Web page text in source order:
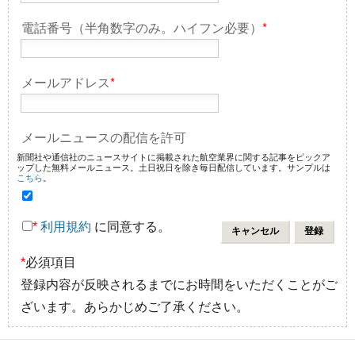
電話番号（半角数字のみ。ハイフン必要） *
メールアドレス*
メールニュースの配信を許可
新聞社や通信社のニュースサイトに掲載された航空業界に関する記事をピックア
ップした無料メールニュース。土日祝日を除き毎日配信しています。サンプルは
こちら
* 利用規約 に同意する。
*必須項目
登録内容が反映されるまでにお時間をいただくことがご
ざいます。あらかじめご了承ください。